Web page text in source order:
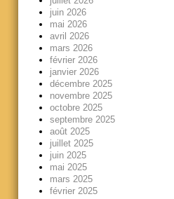
juin 2026
mai 2026
avril 2026
mars 2026
février 2026
janvier 2026
décembre 2025
novembre 2025
octobre 2025
septembre 2025
août 2025
juillet 2025
juin 2025
mai 2025
mars 2025
février 2025